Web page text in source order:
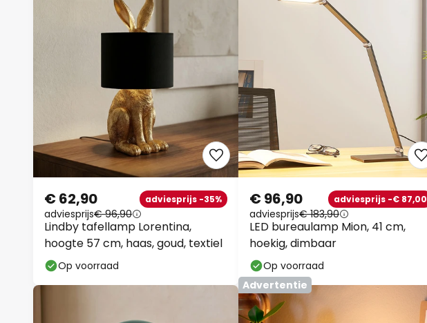
Lindby tafellamp Lorentina,
hoogte 57 cm, haas, goud, textiel
€ 62,90 adviesprijs -35%
adviesprijs€ 96,90
Op voorraad
LED bureaulamp Mion, 41 cm,
hoekig, dimbaar
€ 96,90 adviesprijs -€ 87,00
adviesprijs€ 183,90
Op voorraad
Advertentie